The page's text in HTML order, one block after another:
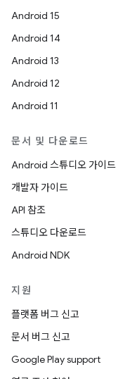
Android 15
Android 14
Android 13
Android 12
Android 11
문서 및 다운로드
Android 스튜디오 가이드
개발자 가이드
API 참조
스튜디오 다운로드
Android NDK
지원
플랫폼 버그 신고
문서 버그 신고
Google Play support